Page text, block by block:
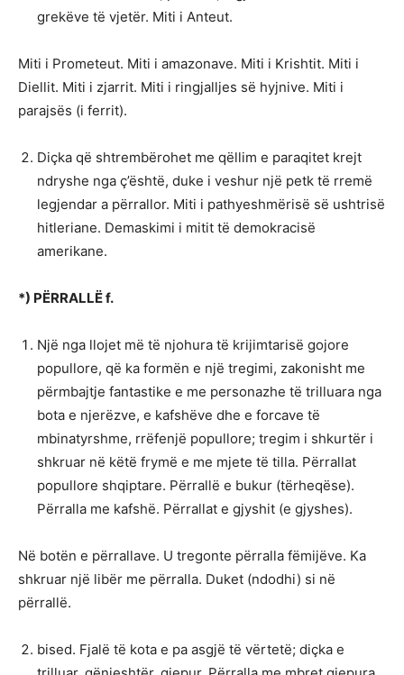
grekëve të vjetër. Miti i Anteut.
Miti i Prometeut. Miti i amazonave. Miti i Krishtit. Miti i
Diellit. Miti i zjarrit. Miti i ringjalljes së hyjnive. Miti i
parajsës (i ferrit).
Diçka që shtrembërohet me qëllim e paraqitet krejt
ndryshe nga ç’është, duke i veshur një petk të rremë
legjendar a përrallor. Miti i pathyeshmërisë së ushtrisë
hitleriane. Demaskimi i mitit të demokracisë
amerikane.
*) PËRRALLË f.
Një nga llojet më të njohura të krijimtarisë gojore
popullore, që ka formën e një tregimi, zakonisht me
përmbajtje fantastike e me personazhe të trilluara nga
bota e njerëzve, e kafshëve dhe e forcave të
mbinatyrshme, rrëfenjë popullore; tregim i shkurtër i
shkruar në këtë frymë e me mjete të tilla. Përrallat
popullore shqiptare. Përrallë e bukur (tërheqëse).
Përralla me kafshë. Përrallat e gjyshit (e gjyshes).
Në botën e përrallave. U tregonte përralla fëmijëve. Ka
shkruar një libër me përralla. Duket (ndodhi) si në
përrallë.
bised. Fjalë të kota e pa asgjë të vërtetë; diçka e